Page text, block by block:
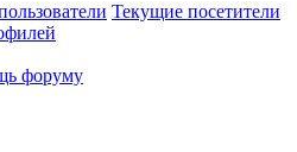
Текущие посетители
форуму